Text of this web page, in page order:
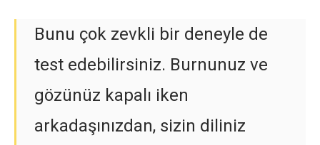
Bunu çok zevkli bir deneyle de
test edebilirsiniz. Burnunuz ve
gözünüz kapalı iken
arkadaşınızdan, sizin diliniz